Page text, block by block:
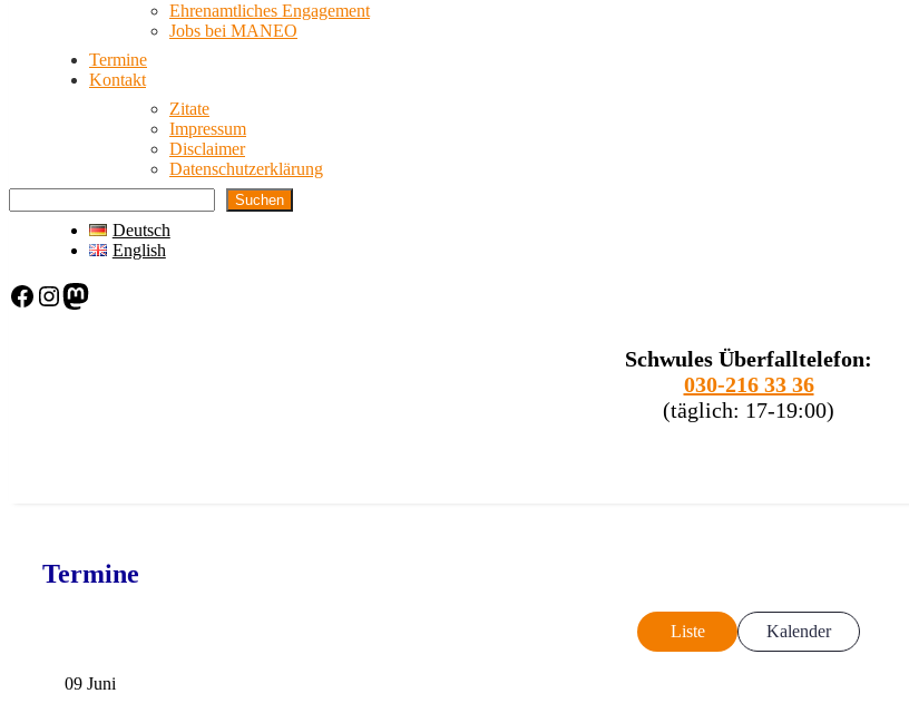
Ehrenamtliches Engagement
Jobs bei MANEO
Termine
Kontakt
Zitate
Impressum
Disclaimer
Datenschutzerklärung
Suchen
Deutsch
English
Facebook Instagram Mastodon
Schwules Überfalltelefon:
030-216 33 36
(täglich: 17-19:00)
Termine
Liste Kalender
09 Juni